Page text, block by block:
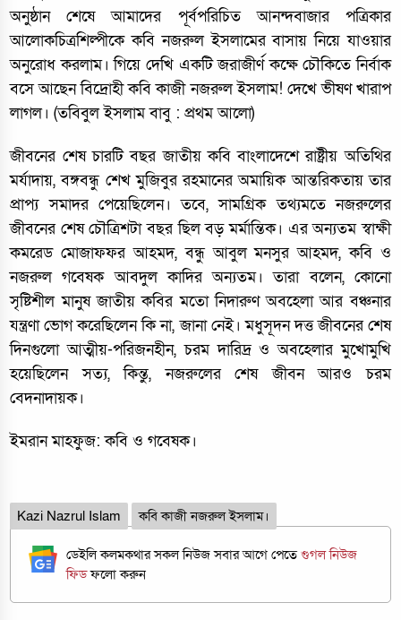
অনুষ্ঠান শেষে আমাদের পূর্বপরিচিত আনন্দবাজার পত্রিকার
আলোকচিত্রশিল্পীকে কবি নজরুল ইসলামের বাসায় নিয়ে যাওয়ার
অনুরোধ করলাম। গিয়ে দেখি একটি জরাজীর্ণ কক্ষে চৌকিতে নির্বাক
বসে আছেন বিদ্রোহী কবি কাজী নজরুল ইসলাম! দেখে ভীষণ খারাপ
লাগল। (তবিবুল ইসলাম বাবু : প্রথম আলো)
জীবনের শেষ চারটি বছর জাতীয় কবি বাংলাদেশে রাষ্ট্রীয় অতিথির
মর্যাদায়, বঙ্গবন্ধু শেখ মুজিবুর রহমানের অমায়িক আন্তরিকতায় তার
প্রাপ্য সমাদর পেয়েছিলেন। তবে, সামগ্রিক তথ্যমতে নজরুলের
জীবনের শেষ চৌত্রিশটা বছর ছিল বড় মর্মান্তিক। এর অন্যতম স্বাক্ষী
কমরেড মোজাফফর আহমদ, বন্ধু আবুল মনসুর আহমদ, কবি ও
নজরুল গবেষক আবদুল কাদির অন্যতম। তারা বলেন, কোনো
সৃষ্টিশীল মানুষ জাতীয় কবির মতো নিদারুণ অবহেলা আর বঞ্চনার
যন্ত্রণা ভোগ করেছিলেন কি না, জানা নেই। মধুসূদন দত্ত জীবনের শেষ
দিনগুলো আত্মীয়-পরিজনহীন, চরম দারিদ্র ও অবহেলার মুখোমুখি
হয়েছিলেন সত্য, কিন্তু, নজরুলের শেষ জীবন আরও চরম
বেদনাদায়ক।
ইমরান মাহফুজ: কবি ও গবেষক।
Kazi Nazrul Islam কবি কাজী নজরুল ইসলাম।
ডেইলি কলমকথার সকল নিউজ সবার আগে পেতেগুগল নিউজ
ফিডফলো করুন